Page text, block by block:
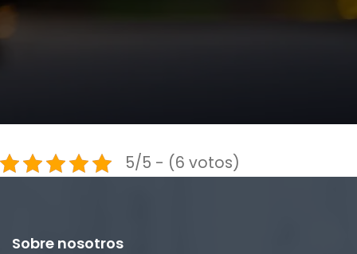
5/5 - (6 votos)
Sobre nosotros